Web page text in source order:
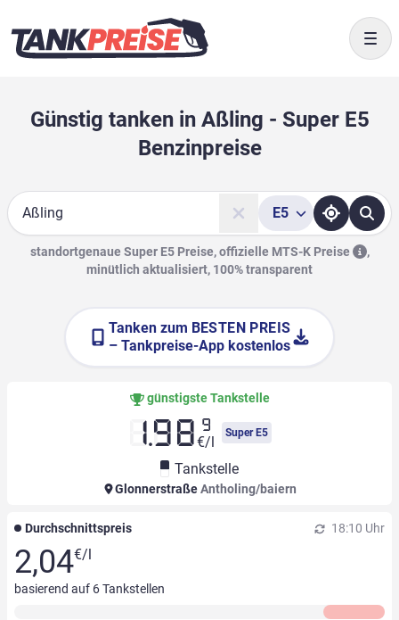
Günstig tanken in Aßling - Super E5
Benzinpreise
Suche
E5
standortgenaue Super E5 Preise, offizielle MTS-K Preise
,
minütlich aktualisiert, 100% transparent
Tanken zum BESTEN PREIS
– Tankpreise-App kostenlos
günstigste Tankstelle
1.98 9
€/l
Super E5
Tankstelle
GlonnerstraßeAntholing/baiern
Durchschnittspreis 18:10 Uhr
2,04€/l
basierend auf 6Tankstellen